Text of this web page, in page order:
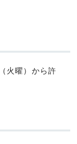
火曜）から許